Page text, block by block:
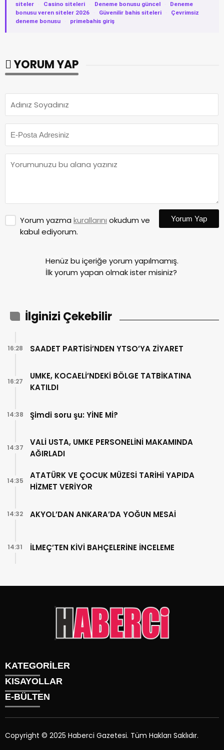
siteler
· Casino siteleri · Deneme bonusu güncel ·
Deneme
bonusu veren siteler 2026
· Güvenilir bahis siteleri ·
Çevrimsiz
deneme bonusu
· primebahis giriş
YORUM YAP
Yorum yazma kurallarını okudum ve
kabul ediyorum.
Yorum Yap
Henüz bu içeriğe yorum yapılmamış.
İlk yorum yapan olmak ister misiniz?
İlginizi Çekebilir
SAADET PARTİSİ’NDEN YTSO’YA ZİYARET
16:28
UMKE, KOCAELİ’NDEKİ BÖLGE TATBİKATINA
KATILDI
16:27
Şimdi soru şu: YİNE Mİ?
14:38
VALİ USTA, UMKE PERSONELİNİ MAKAMINDA
AĞIRLADI
14:37
ATATÜRK VE ÇOCUK MÜZESİ TARİHİ YAPIDA
HİZMET VERİYOR
14:35
AKYOL’DAN ANKARA’DA YOĞUN MESAİ
14:32
İLMEÇ’TEN KİVİ BAHÇELERİNE İNCELEME
14:31
KATEGORİLER
Gündem
Siyaset
Sağlık
KISAYOLLAR
Künye
Üyelik
İletişim
E-BÜLTEN
Copyright © 2025 Haberci Gazetesi. Tüm Hakları Saklıdır.